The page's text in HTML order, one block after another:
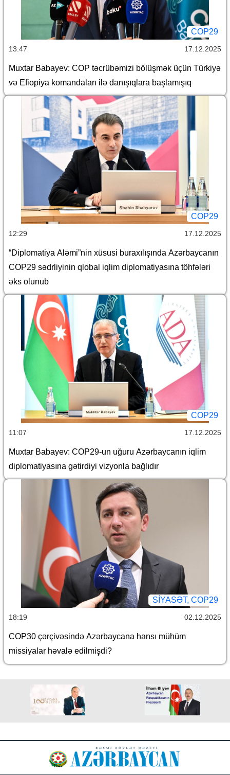
COP29
13:47 17.12.2025
Muxtar Babayev: COP təcrübəmizi bölüşmək üçün Türkiyə
və Efiopiya komandaları ilə danışıqlara başlamışıq
COP29
12:29 17.12.2025
“Diplomatiya Aləmi”nin xüsusi buraxılışında Azərbaycanın
COP29 sədrliyinin qlobal iqlim diplomatiyasına töhfələri
əks olunub
COP29
11:07 17.12.2025
Muxtar Babayev: COP29-un uğuru Azərbaycanın iqlim
diplomatiyasına gətirdiyi vizyonla bağlıdır
SİYASƏT, COP29
18:19 02.12.2025
COP30 çərçivəsində Azərbaycana hansı mühüm
missiyalar həvalə edilmişdi?